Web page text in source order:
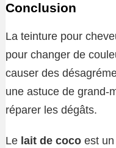
Conclusion
La teinture pour
pour changer de
causer des
une astuce de grand-
réparer les dégâts.
Le lait de coco est